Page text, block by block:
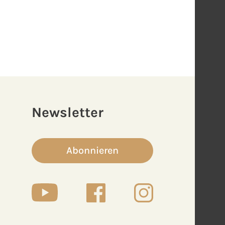
Newsletter
Abonnieren